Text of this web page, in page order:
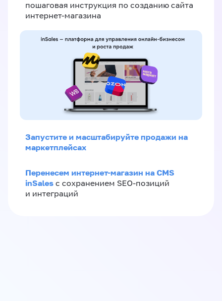
пошаговая инструкция по созданию сайта
интернет-магазина
Запустите и масштабируйте продажи на
маркетплейсах
Перенесем интернет-магазин на CMS
inSales с сохранением SEO-позиций
и интеграций